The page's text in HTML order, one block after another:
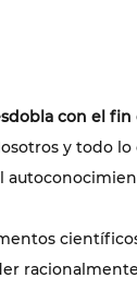
con el
y todo